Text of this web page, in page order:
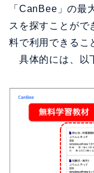
「CanBee」の最
スを探すことがで
料で利用できるこ
具体的には、以